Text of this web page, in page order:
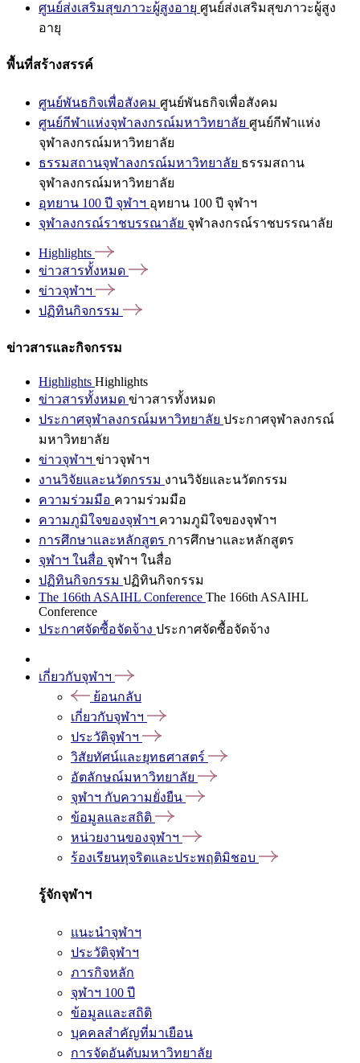
ศูนย์ส่งเสริมสุขภาวะผู้สูงอายุ ศูนย์ส่งเสริมสุขภาวะผู้สูง
อายุ
พื้นที่สร้างสรรค์
ศูนย์พันธกิจเพื่อสังคม ศูนย์พันธกิจเพื่อสังคม
ศูนย์กีฬาแห่งจุฬาลงกรณ์มหาวิทยาลัย ศูนย์กีฬาแห่ง
จุฬาลงกรณ์มหาวิทยาลัย
ธรรมสถานจุฬาลงกรณ์มหาวิทยาลัย ธรรมสถาน
จุฬาลงกรณ์มหาวิทยาลัย
อุทยาน 100 ปี จุฬาฯ อุทยาน 100 ปี จุฬาฯ
จุฬาลงกรณ์ราชบรรณาลัย จุฬาลงกรณ์ราชบรรณาลัย
Highlights
ข่าวสารทั้งหมด
ข่าวจุฬาฯ
ปฏิทินกิจกรรม
ข่าวสารและกิจกรรม
Highlights Highlights
ข่าวสารทั้งหมด ข่าวสารทั้งหมด
ประกาศจุฬาลงกรณ์มหาวิทยาลัย ประกาศจุฬาลงกรณ์
มหาวิทยาลัย
ข่าวจุฬาฯ ข่าวจุฬาฯ
งานวิจัยและนวัตกรรม งานวิจัยและนวัตกรรม
ความร่วมมือ ความร่วมมือ
ความภูมิใจของจุฬาฯ ความภูมิใจของจุฬาฯ
การศึกษาและหลักสูตร การศึกษาและหลักสูตร
จุฬาฯ ในสื่อ จุฬาฯ ในสื่อ
ปฏิทินกิจกรรม ปฏิทินกิจกรรม
The 166th ASAIHL Conference The 166th ASAIHL
Conference
ประกาศจัดซื้อจัดจ้าง ประกาศจัดซื้อจัดจ้าง
เกี่ยวกับจุฬาฯ
ย้อนกลับ
เกี่ยวกับจุฬาฯ
ประวัติจุฬาฯ
วิสัยทัศน์และยุทธศาสตร์
อัตลักษณ์มหาวิทยาลัย
จุฬาฯ กับความยั่งยืน
ข้อมูลและสถิติ
หน่วยงานของจุฬาฯ
ร้องเรียนทุจริตและประพฤติมิชอบ
รู้จักจุฬาฯ
แนะนำจุฬาฯ
ประวัติจุฬาฯ
ภารกิจหลัก
จุฬาฯ 100 ปี
ข้อมูลและสถิติ
บุคคลสำคัญที่มาเยือน
การจัดอันดับมหาวิทยาลัย